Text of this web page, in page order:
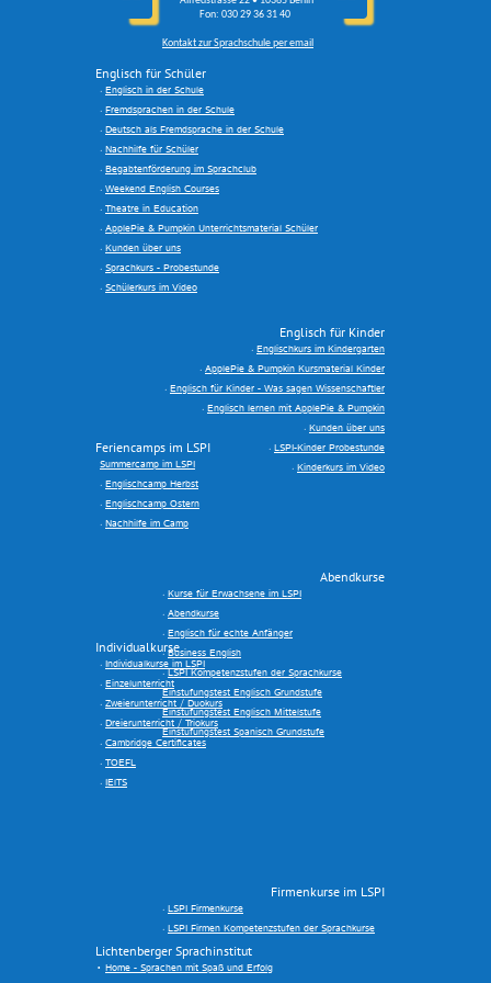
Fon: 030 29 36 31 40
Kontakt zur Sprachschule per email
Englisch für Schüler
Englisch in der Schule
Fremdsprachen in der Schule
Deutsch als Fremdsprache in der Schule
Nachhilfe für Schüler
Begabtenförderung im Sprachclub
Weekend English Courses
Theatre in Education
ApplePie & Pumpkin Unterrichtsmaterial Schüler
Kunden über uns
Sprachkurs - Probestunde
Schülerkurs im Video
Feriencamps im LSPI
Summercamp im LSPI
Englischcamp Herbst
Englischcamp Ostern
Nachhilfe im Camp
Individualkurse
Individualkurse im LSPI
Einzelunterricht
Zweierunterricht / Duokurs
Dreierunterricht / Triokurs
Cambridge Certificates
TOEFL
IElTS
Englisch für Kinder
Englischkurs im Kindergarten
ApplePie & Pumpkin Kursmaterial Kinder
Englisch für Kinder - Was sagen Wissenschaftler
Englisch lernen mit ApplePie & Pumpkin
Kunden über uns
LSPI-Kinder Probestunde
Kinderkurs im Video
Abendkurse
Kurse für Erwachsene im LSPI
Abendkurse
Englisch für echte Anfänger
Business English
LSPI Kompetenzstufen der Sprachkurse
Einstufungstest Englisch Grundstufe
Einstufungstest Englisch Mittelstufe
Einstufungstest Spanisch Grundstufe
Firmenkurse im LSPI
LSPI Firmenkurse
LSPI Firmen Kompetenzstufen der Sprachkurse
Lichtenberger Sprachinstitut
Home - Sprachen mit Spaß und Erfolg